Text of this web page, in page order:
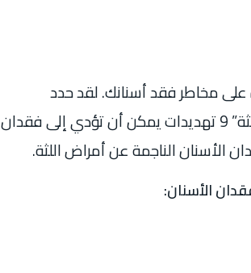
مخاطر فقد أسنانك. لقد حدد
المتخصصون في الدورية الأكاديمية “طب وجراحة اللثة” 9 تهديدات يمكن أن تؤدي إلى فقدان
الأسنان الناجمة عن أمراض اللثة.
الأسنان: